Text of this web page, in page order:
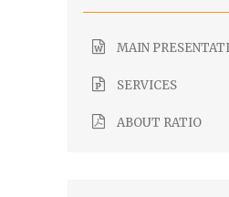
MAIN
SERVICES
ABOUT RATIO